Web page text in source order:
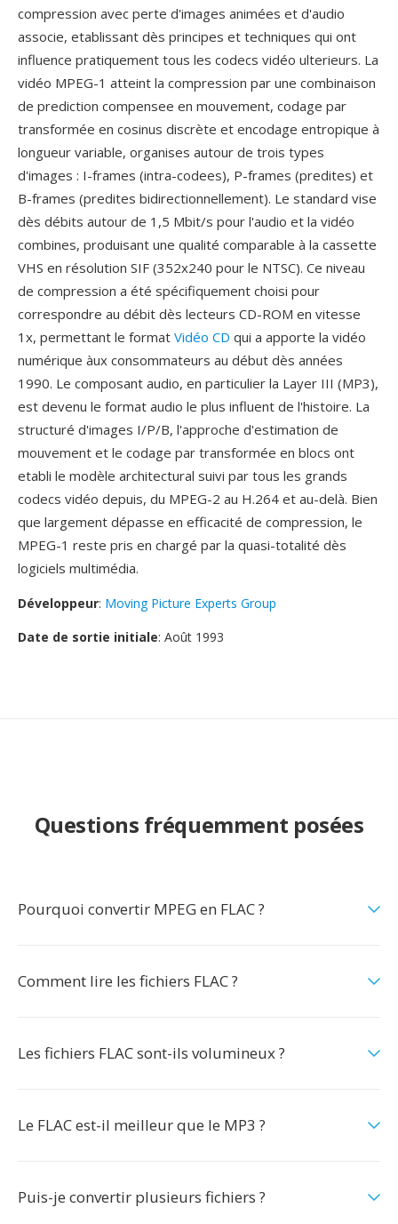
compression avec perte d'images animées et d'audio
associe, etablissant dès principes et techniques qui ont
influence pratiquement tous les codecs vidéo ulterieurs. La
vidéo MPEG-1 atteint la compression par une combinaison
de prediction compensee en mouvement, codage par
transformée en cosinus discrète et encodage entropique à
longueur variable, organises autour de trois types
d'images : I-frames (intra-codees), P-frames (predites) et
B-frames (predites bidirectionnellement). Le standard vise
dès débits autour de 1,5 Mbit/s pour l'audio et la vidéo
combines, produisant une qualité comparable à la cassette
VHS en résolution SIF (352x240 pour le NTSC). Ce niveau
de compression a été spécifiquement choisi pour
correspondre au débit dès lecteurs CD-ROM en vitesse
1x, permettant le format Vidéo CD qui a apporte la vidéo
numérique àux consommateurs au début dès années
1990. Le composant audio, en particulier la Layer III (MP3),
est devenu le format audio le plus influent de l'histoire. La
structuré d'images I/P/B, l'approche d'estimation de
mouvement et le codage par transformée en blocs ont
etabli le modèle architectural suivi par tous les grands
codecs vidéo depuis, du MPEG-2 au H.264 et au-delà. Bien
que largement dépasse en efficacité de compression, le
MPEG-1 reste pris en chargé par la quasi-totalité dès
logiciels multimédia.
Développeur: Moving Picture Experts Group
Date de sortie initiale: Août 1993
Questions fréquemment posées
Pourquoi convertir MPEG en FLAC ?
Comment lire les fichiers FLAC ?
Les fichiers FLAC sont-ils volumineux ?
Le FLAC est-il meilleur que le MP3 ?
Puis-je convertir plusieurs fichiers ?